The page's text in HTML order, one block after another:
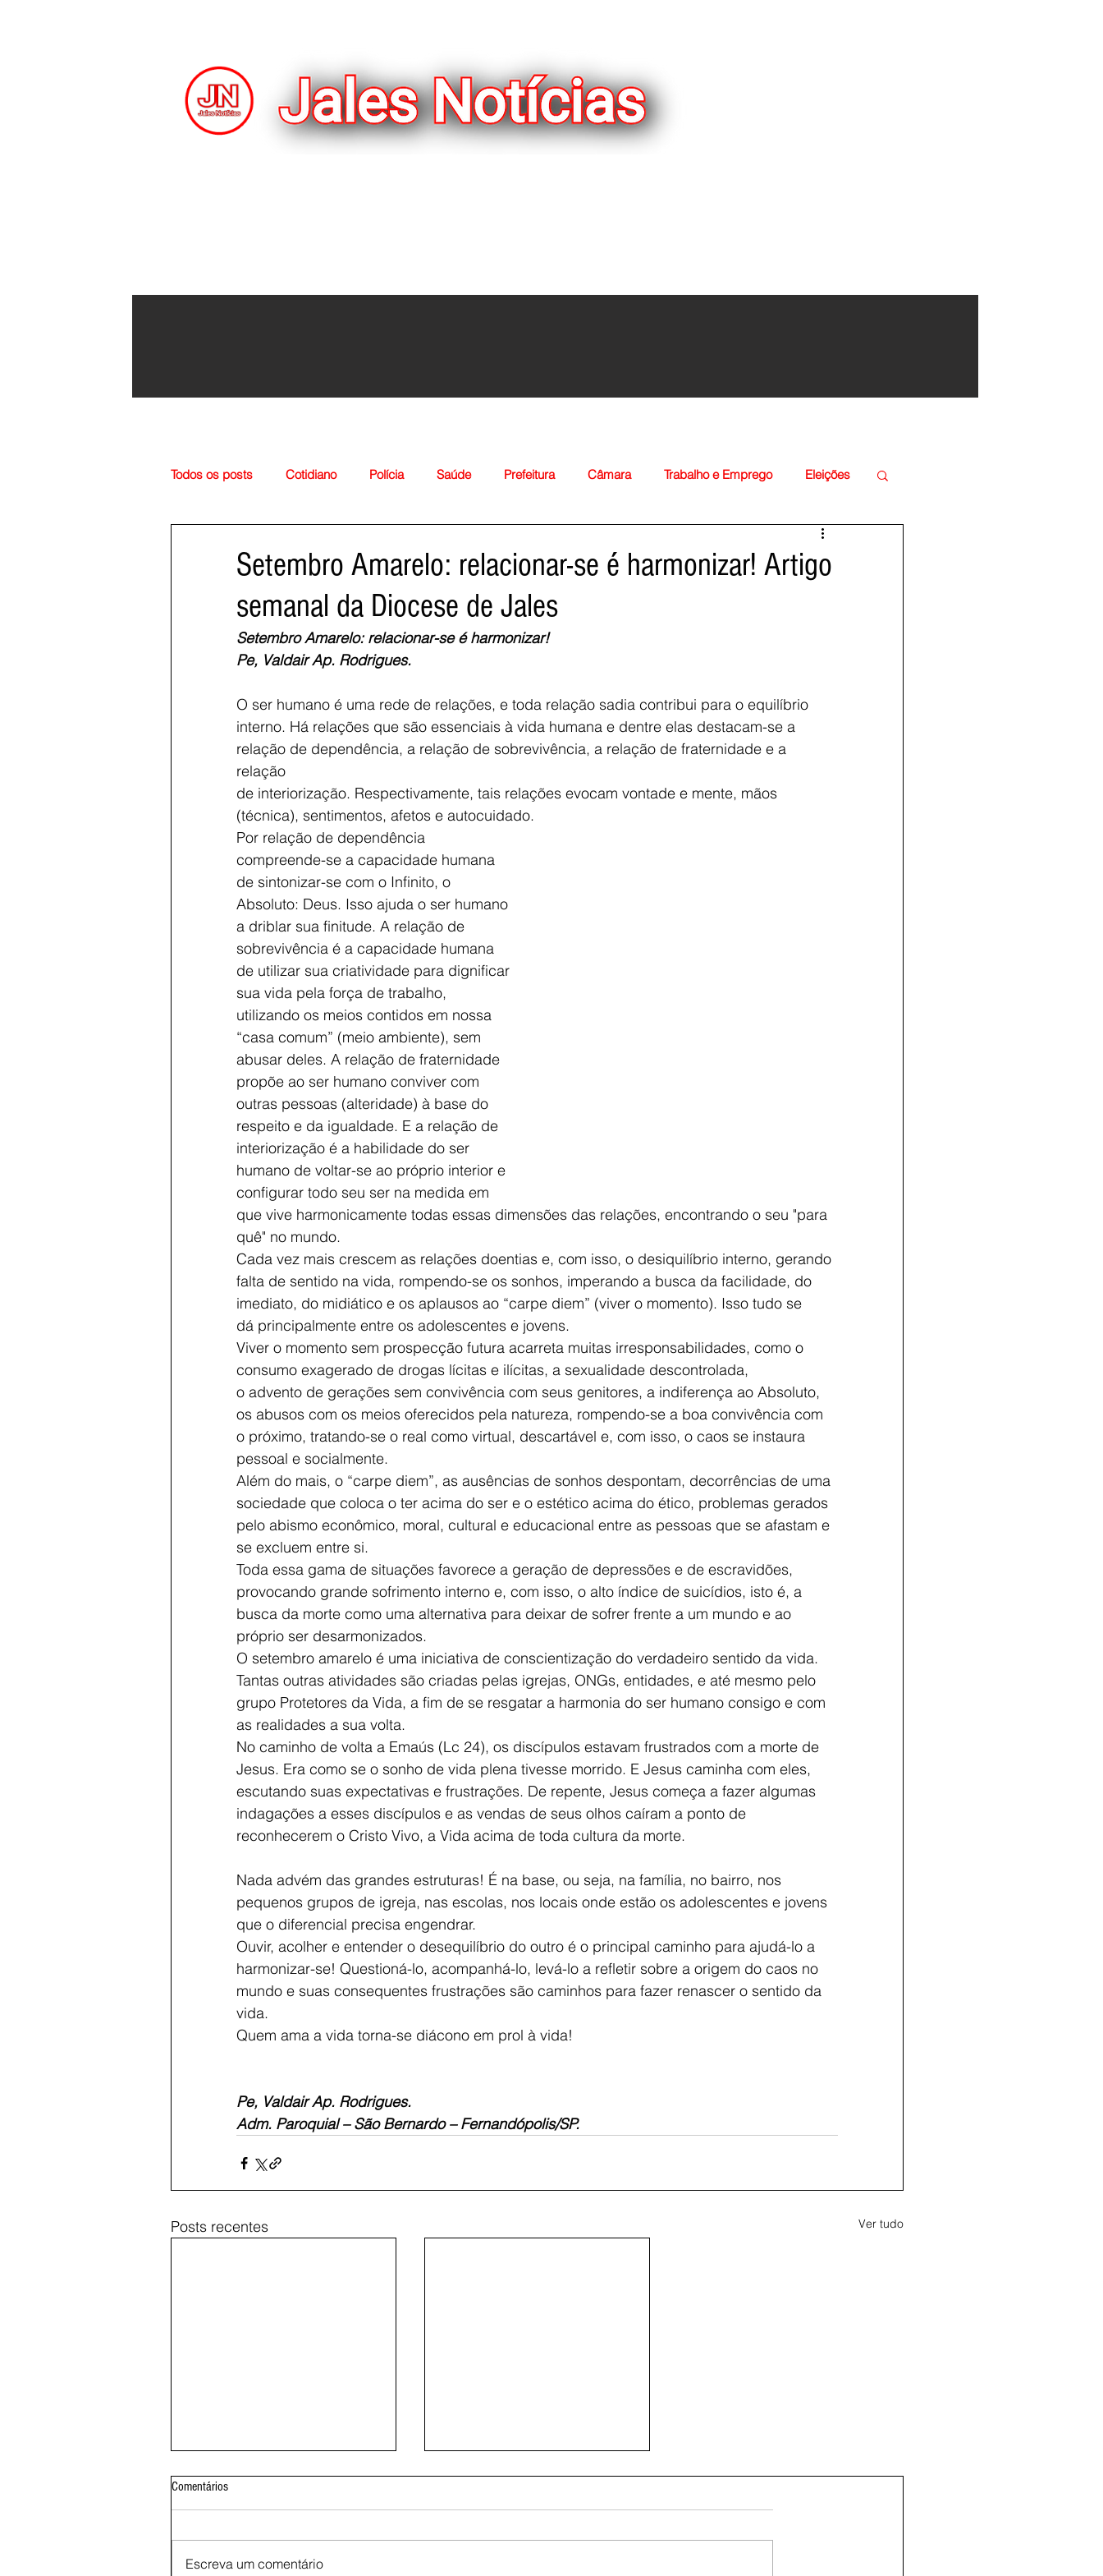
Voltar
Todos os posts Cotidiano Polícia Saúde Prefeitura Câmara Trabalho e Emprego Eleições
Setembro Amarelo: relacionar-se é harmonizar! Artigo
semanal da Diocese de Jales
Setembro Amarelo: relacionar-se é harmonizar!
Pe, Valdair Ap. Rodrigues.
O ser humano é uma rede de relações, e toda relação sadia contribui para o equilíbrio
interno. Há relações que são essenciais à vida humana e dentre elas destacam-se a
relação de dependência, a relação de sobrevivência, a relação de fraternidade e a
relação
de interiorização. Respectivamente, tais relações evocam vontade e mente, mãos
(técnica), sentimentos, afetos e autocuidado.
Por relação de dependência
compreende-se a capacidade humana
de sintonizar-se com o Infinito, o
Absoluto: Deus. Isso ajuda o ser humano
a driblar sua finitude. A relação de
sobrevivência é a capacidade humana
de utilizar sua criatividade para dignificar
sua vida pela força de trabalho,
utilizando os meios contidos em nossa
“casa comum” (meio ambiente), sem
abusar deles. A relação de fraternidade
propõe ao ser humano conviver com
outras pessoas (alteridade) à base do
respeito e da igualdade. E a relação de
interiorização é a habilidade do ser
humano de voltar-se ao próprio interior e
configurar todo seu ser na medida em
que vive harmonicamente todas essas dimensões das relações, encontrando o seu "para
quê" no mundo.
Cada vez mais crescem as relações doentias e, com isso, o desiquilíbrio interno, gerando
falta de sentido na vida, rompendo-se os sonhos, imperando a busca da facilidade, do
imediato, do midiático e os aplausos ao “carpe diem” (viver o momento). Isso tudo se
dá principalmente entre os adolescentes e jovens.
Viver o momento sem prospecção futura acarreta muitas irresponsabilidades, como o
consumo exagerado de drogas lícitas e ilícitas, a sexualidade descontrolada,
o advento de gerações sem convivência com seus genitores, a indiferença ao Absoluto,
os abusos com os meios oferecidos pela natureza, rompendo-se a boa convivência com
o próximo, tratando-se o real como virtual, descartável e, com isso, o caos se instaura
pessoal e socialmente.
Além do mais, o “carpe diem”, as ausências de sonhos despontam, decorrências de uma
sociedade que coloca o ter acima do ser e o estético acima do ético, problemas gerados
pelo abismo econômico, moral, cultural e educacional entre as pessoas que se afastam e
se excluem entre si.
Toda essa gama de situações favorece a geração de depressões e de escravidões,
provocando grande sofrimento interno e, com isso, o alto índice de suicídios, isto é, a
busca da morte como uma alternativa para deixar de sofrer frente a um mundo e ao
próprio ser desarmonizados.
O setembro amarelo é uma iniciativa de conscientização do verdadeiro sentido da vida.
Tantas outras atividades são criadas pelas igrejas, ONGs, entidades, e até mesmo pelo
grupo Protetores da Vida, a fim de se resgatar a harmonia do ser humano consigo e com
as realidades a sua volta.
No caminho de volta a Emaús (Lc 24), os discípulos estavam frustrados com a morte de
Jesus. Era como se o sonho de vida plena tivesse morrido. E Jesus caminha com eles,
escutando suas expectativas e frustrações. De repente, Jesus começa a fazer algumas
indagações a esses discípulos e as vendas de seus olhos caíram a ponto de
reconhecerem o Cristo Vivo, a Vida acima de toda cultura da morte.
Nada advém das grandes estruturas! É na base, ou seja, na família, no bairro, nos
pequenos grupos de igreja, nas escolas, nos locais onde estão os adolescentes e jovens
que o diferencial precisa engendrar.
Ouvir, acolher e entender o desequilíbrio do outro é o principal caminho para ajudá-lo a
harmonizar-se! Questioná-lo, acompanhá-lo, levá-lo a refletir sobre a origem do caos no
mundo e suas consequentes frustrações são caminhos para fazer renascer o sentido da
vida.
Quem ama a vida torna-se diácono em prol à vida!
Pe, Valdair Ap. Rodrigues.
Adm. Paroquial – São Bernardo – Fernandópolis/SP.
Posts recentes Ver tudo
Comentários
Escreva um comentário